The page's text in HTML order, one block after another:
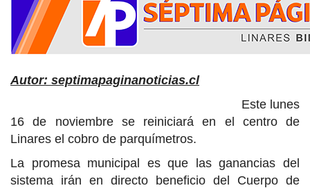
Autor: septimapaginanoticias.cl
Este lunes
16 de noviembre se reiniciará en el centro de
Linares el cobro de parquímetros.
La promesa municipal es que las ganancias del
sistema irán en directo beneficio del Cuerpo de